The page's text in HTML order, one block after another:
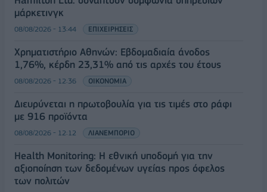
μάρκετινγκ
08/08/2026 - 13:44 ΕΠΙΧΕΙΡΗΣΕΙΣ
Χρηματιστήριο Αθηνών: Εβδομαδιαία άνοδος
1,76%, κέρδη 23,31% από τις αρχές του έτους
08/08/2026 - 12:36 ΟΙΚΟΝΟΜΙΑ
Διευρύνεται η πρωτοβουλία για τις τιμές στο ράφι
με 916 προϊόντα
08/08/2026 - 12:12 ΛΙΑΝΕΜΠΟΡΙΟ
Health Monitoring: Η εθνική υποδομή για την
αξιοποίηση των δεδομένων υγείας προς όφελος
των πολιτών